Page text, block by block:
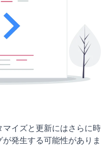
イズと更新にはさらに時
発生する可能性がありま